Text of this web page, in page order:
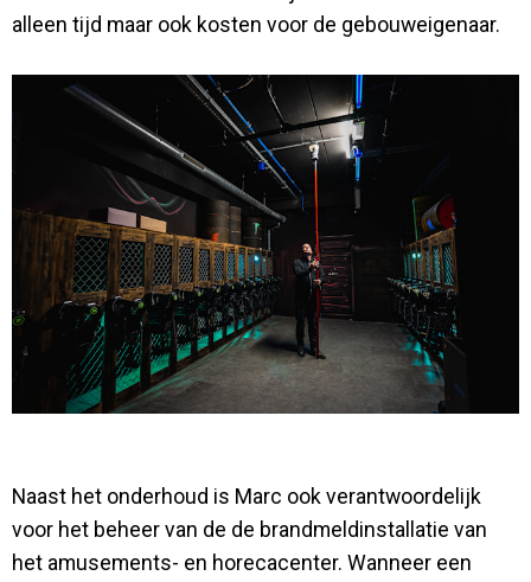
alleen tijd maar ook kosten voor de gebouweigenaar.
Naast het onderhoud is Marc ook verantwoordelijk
voor het beheer van de de brandmeldinstallatie van
het amusements- en horecacenter. Wanneer een